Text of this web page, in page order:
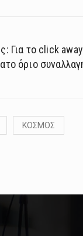
Για το click
όριο
ΚΟΣΜΟΣ